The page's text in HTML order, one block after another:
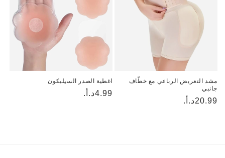
مشد التعريض الرباعي مع خطّاف
جانبي
السعر
20.99د.أ.
اغطية الصدر السيليكون
السعر
4.99د.أ.